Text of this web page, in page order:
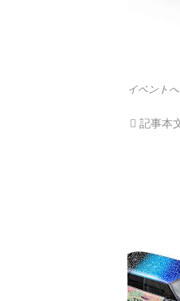
イベント
記事本